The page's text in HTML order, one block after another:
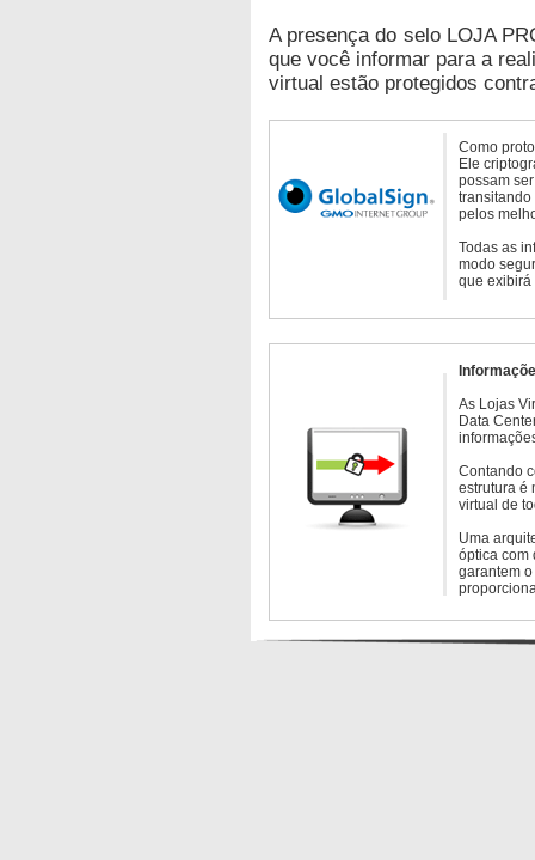
A presença do selo LOJA
que você informar para a
virtual estão protegidos
Como
Ele
possam
transitando
pelos
Todas as
modo
que exibirá
As Lojas
Data
Contando
estrutura é
virtual de
Uma
óptica com
garantem